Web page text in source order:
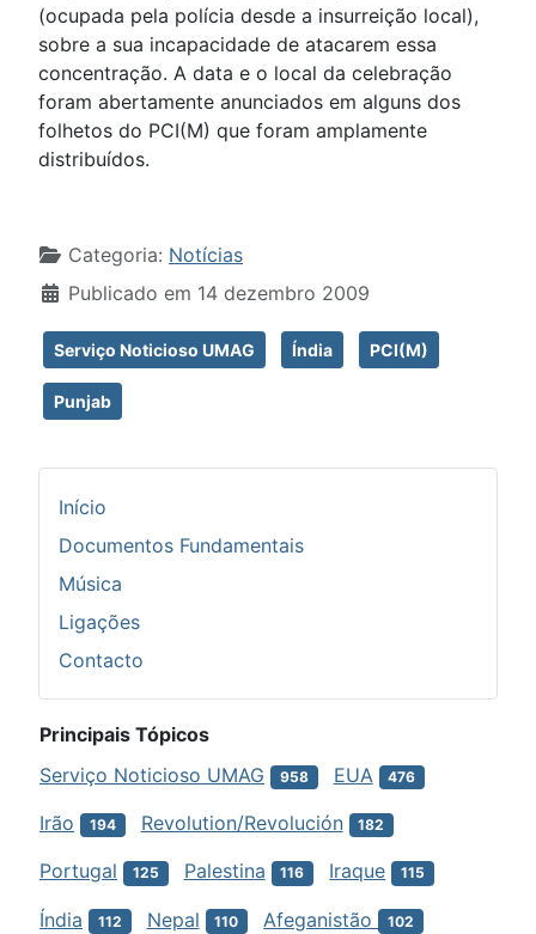
(ocupada pela polícia desde a insurreição local),
sobre a sua incapacidade de atacarem essa
concentração. A data e o local da celebração
foram abertamente anunciados em alguns dos
folhetos do PCI(M) que foram amplamente
distribuídos.
Detalhes
Categoria: Notícias
Publicado em 14 dezembro 2009
Serviço Noticioso UMAG Índia PCI(M)
Punjab
Início
Documentos Fundamentais
Música
Ligações
Contacto
Principais Tópicos
Serviço Noticioso UMAG
958 EUA 476
Irão 194 Revolution/Revolución 182
Portugal 125 Palestina 116 Iraque 115
Índia 112 Nepal 110 Afeganistão 102